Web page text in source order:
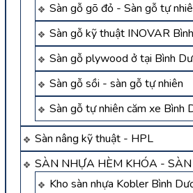
Sàn gỗ gõ đỏ - Sàn gỗ tự
Sàn gỗ kỹ thuật INOVAR
Sàn gỗ plywood ở tại Bình
Sàn gỗ sồi - sàn gỗ tự nhiên
Sàn gỗ tự nhiên căm xe Bình
Sàn nâng kỹ thuật - HPL
SÀN NHỰA HÈM KHÓA -
Kho sàn nhựa Kobler Bình